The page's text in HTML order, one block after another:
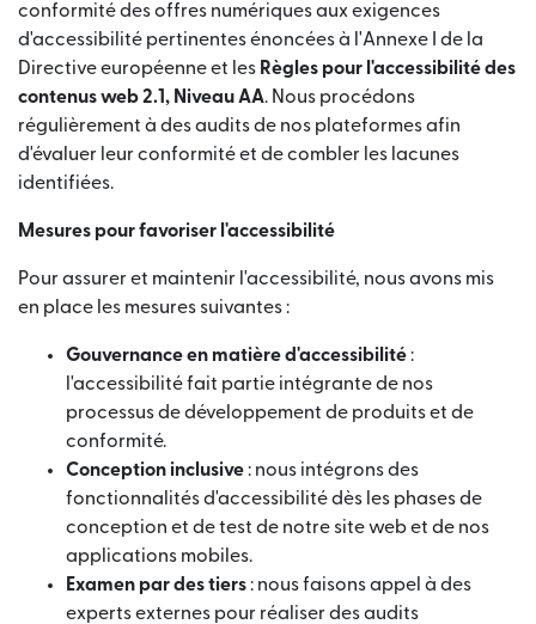
conformité des offres numériques aux exigences
d'accessibilité pertinentes énoncées à l'Annexe I de la
Directive européenne et les Règles pour l'accessibilité des
contenus web 2.1, Niveau AA. Nous procédons
régulièrement à des audits de nos plateformes afin
d'évaluer leur conformité et de combler les lacunes
identifiées.
Mesures pour favoriser l'accessibilité
Pour assurer et maintenir l'accessibilité, nous avons mis
en place les mesures suivantes :
Gouvernance en matière d'accessibilité:
l'accessibilité fait partie intégrante de nos
processus de développement de produits et de
conformité.
Conception inclusive: nous intégrons des
fonctionnalités d'accessibilité dès les phases de
conception et de test de notre site web et de nos
applications mobiles.
Examen par des tiers: nous faisons appel à des
experts externes pour réaliser des audits